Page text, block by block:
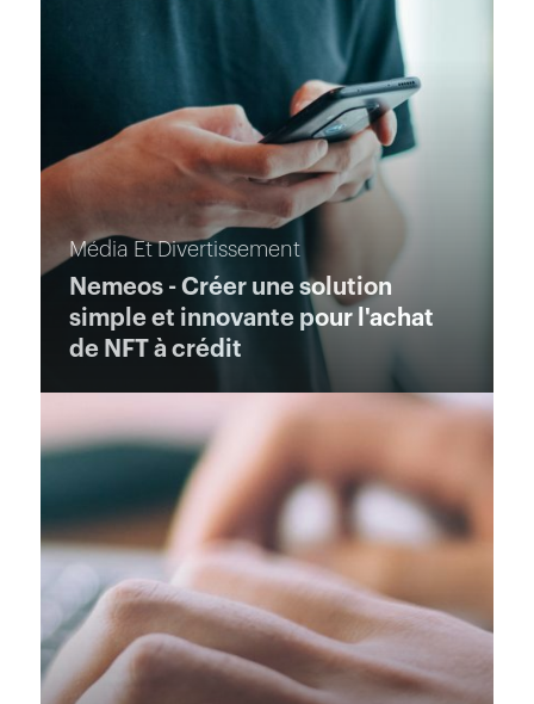
Média Et Divertissement
Nemeos - Créer une solution
simple et innovante pour l'achat
de NFT à crédit